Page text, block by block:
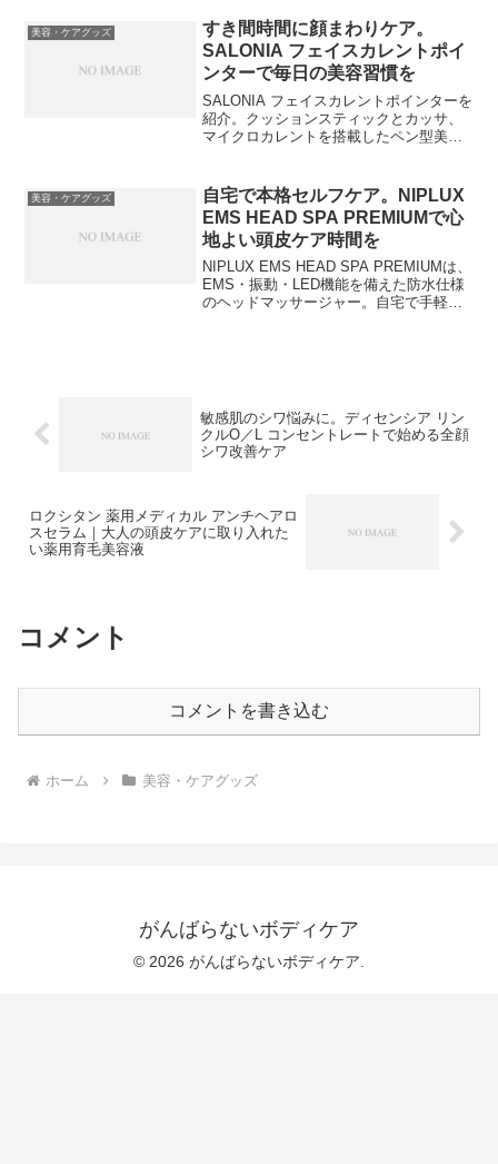
美容・ケアグッズ
すき間時間に顔まわりケア。
SALONIA フェイスカレントポイ
ンターで毎日の美容習慣を
SALONIA フェイスカレントポインターを
紹介。クッションスティックとカッサ、
マイクロカレントを搭載したペン型美顔
美容・ケアグッズ
自宅で本格セルフケア。NIPLUX
EMS HEAD SPA PREMIUMで心
地よい頭皮ケア時間を
NIPLUX EMS HEAD SPA PREMIUMは、
EMS・振動・LED機能を備えた防水仕様
のヘッドマッサージャー。自宅で手軽に
敏感肌のシワ悩みに。ディセンシア リン
クルO／L コンセントレートで始める全顔
シワ改善ケア
ロクシタン 薬用メディカル アンチヘアロ
スセラム｜大人の頭皮ケアに取り入れた
い薬用育毛美容液
コメント
コメントを書き込む
ホーム 美容・ケアグッズ
がんばらないボディケア
© 2026 がんばらないボディケア.